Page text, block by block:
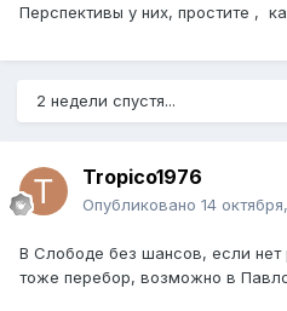
Перспективы у них, простите ,
2 недели спустя...
Tropico1976
Опубликовано 14
В Слободе без шансов, если нет
тоже перебор, возможно в